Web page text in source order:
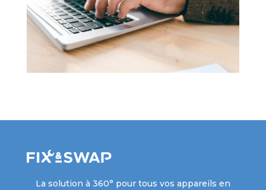
La solution à 360° pour tous vos appareils en